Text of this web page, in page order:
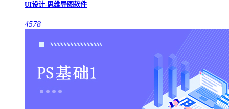
UI设计-思维导图软件
4578